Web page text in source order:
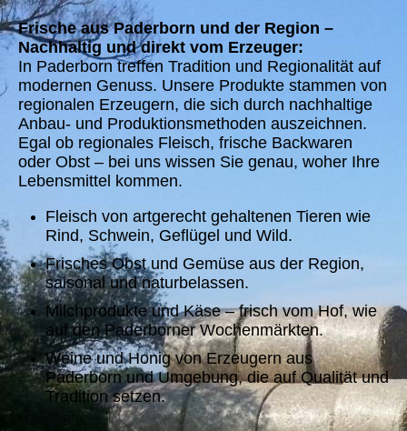
Frische aus Paderborn und der Region –
Nachhaltig und direkt vom Erzeuger:
In Paderborn treffen Tradition und Regionalität auf
modernen Genuss. Unsere Produkte stammen von
regionalen Erzeugern, die sich durch nachhaltige
Anbau- und Produktionsmethoden auszeichnen.
Egal ob regionales Fleisch, frische Backwaren
oder Obst – bei uns wissen Sie genau, woher Ihre
Lebensmittel kommen.
Fleisch von artgerecht gehaltenen Tieren wie
Rind, Schwein, Geflügel und Wild.
Frisches Obst und Gemüse aus der Region,
saisonal und naturbelassen.
Milchprodukte und Käse – frisch vom Hof, wie
auf den Paderborner Wochenmärkten.
Weine und Honig von Erzeugern aus
Paderborn und Umgebung, die auf Qualität und
Tradition setzen.